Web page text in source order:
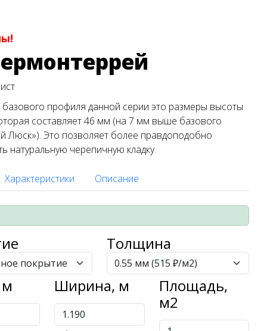
базового профиля данной серии это размеры высоты
составляет 46 мм (на 7 мм выше базового
Люск»). Это позволяет более правдоподобно
натуральную черепичную кладку.
Характеристики Описание
Толщина
Ширина, м
Площадь,
м2